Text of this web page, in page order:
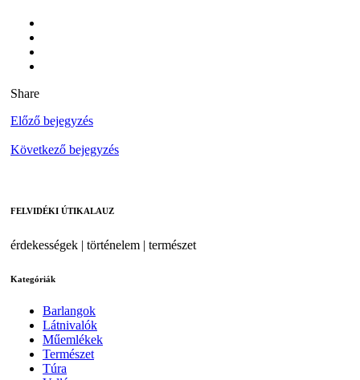
Share
Előző bejegyzés
Következő bejegyzés
FELVIDÉKI ÚTIKALAUZ
érdekességek | történelem | természet
Kategóriák
Barlangok
Látnivalók
Műemlékek
Természet
Túra